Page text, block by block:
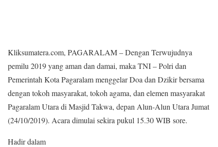
Kliksumatera.com, PAGARALAM – Dengan Terwujudnya
pemilu 2019 yang aman dan damai, maka TNI – Polri dan
Pemerintah Kota Pagaralam menggelar Doa dan Dzikir bersama
dengan tokoh masyarakat, tokoh agama, dan elemen masyarakat
Pagaralam Utara di Masjid Takwa, depan Alun-Alun Utara Jumat
(24/10/2019). Acara dimulai sekira pukul 15.30 WIB sore.
Hadir dalam